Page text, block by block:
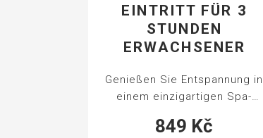
EINTRITT FÜR 3
STUNDEN
ERWACHSENER
Genießen Sie Entspannung in
einem einzigartigen Spa-
Thermalaußenbecken mit einer
849 Kč